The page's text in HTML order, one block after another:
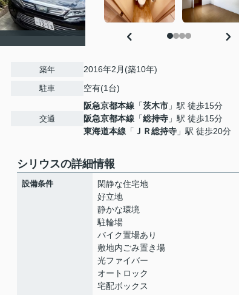
築年 2016年2月(築10年)
駐車 空有(1台)
交通
阪急京都本線 「茨木市 」駅 徒歩15分
阪急京都本線 「総持寺 」駅 徒歩15分
東海道本線 「 ＪＲ総持寺 」駅 徒歩20分
シリウスの詳細情報
設備条件
閑静な住宅地
好立地
静かな環境
駐輪場
バイク置場あり
敷地内ごみ置き場
光ファイバー
オートロック
宅配ボックス